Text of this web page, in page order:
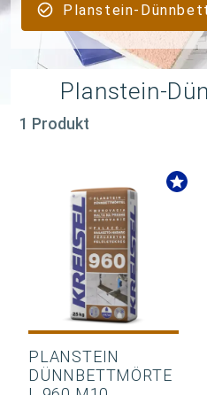
Planstein-
Planstein-
1 Produkt
PLANSTEIN
DÜNNBETTMÖRTE